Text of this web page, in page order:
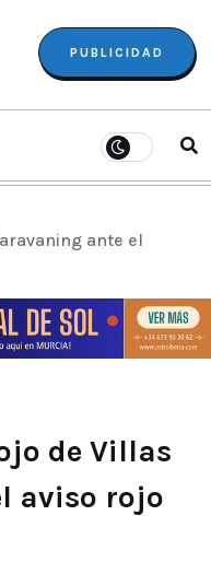
PUBLICIDAD
ante el
de Villas
aviso rojo